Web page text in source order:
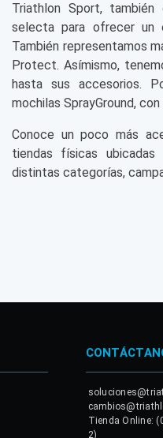
Triathlon Sport, también
selecta para ofrecer un
También representamos
Protect. Asímismo,
hasta sus accesorios.
mochilas SprayGround,
Conoce un poco más
tiendas físicas
distintas categorías,
Tienda Online:
2)